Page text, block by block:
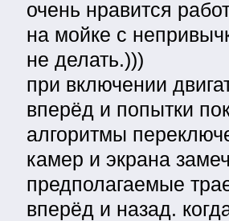
очень нравится
на мойке с
не делать.)))
при включении
вперёд и попытки
алгоритмы
камер и экрана
предполагаемые
вперёд и назад.